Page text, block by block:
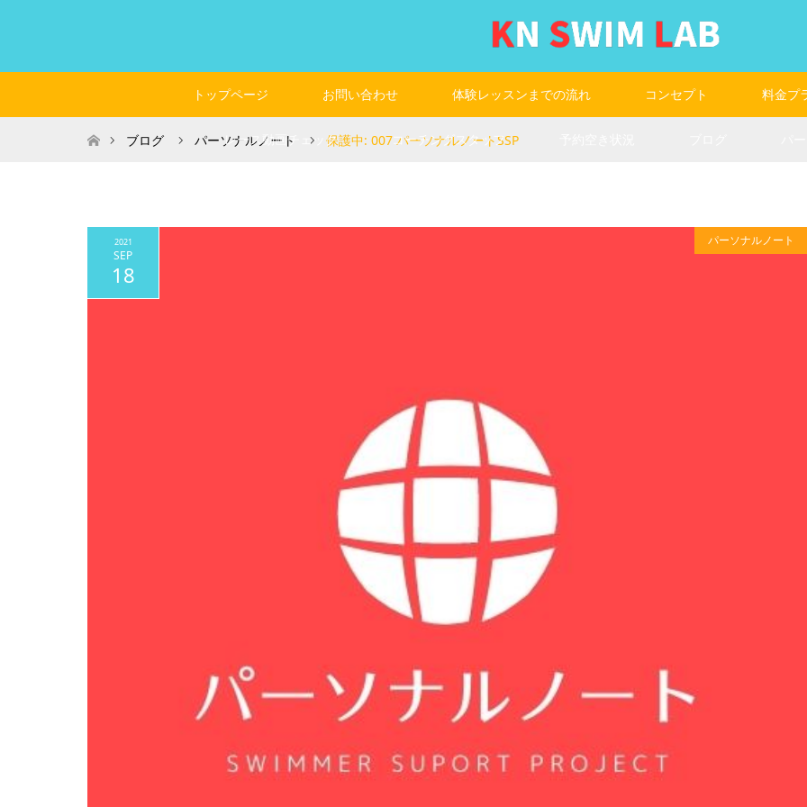
トップページ お問い合わせ 体験レッスンまでの流れ コンセプト 料金プ
レース動画チェック コーチングスタッフ
ホームブログ パーソナルノート 保護中: 007 パーソナルノートSSP
2021
SEP
18
パーソナルノート